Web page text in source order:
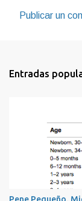
Publicar un
Entradas